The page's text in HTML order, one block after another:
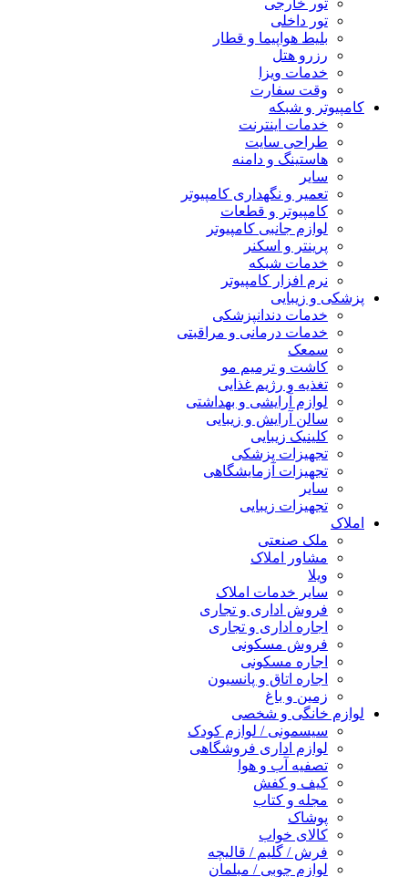
تور خارجی
تور داخلی
بلیط هواپیما و قطار
رزرو هتل
خدمات ویزا
وقت سفارت
کامپیوتر و شبکه
خدمات اینترنت
طراحی سایت
هاستینگ و دامنه
سایر
تعمیر و نگهداری کامپیوتر
کامپیوتر و قطعات
لوازم جانبی کامپیوتر
پرینتر و اسکنر
خدمات شبکه
نرم افزار کامپیوتر
پزشکی و زیبایی
خدمات دندانپزشکی
خدمات درمانی و مراقبتی
سمعک
کاشت و ترمیم مو
تغذیه و رژیم غذایی
لوازم آرایشی و بهداشتی
سالن آرایش و زیبایی
کلینیک زیبایی
تجهیزات پزشکی
تجهیزات آزمایشگاهی
سایر
تجهیزات زیبایی
املاک
ملک صنعتی
مشاور املاک
ویلا
سایر خدمات املاک
فروش اداری و تجاری
اجاره اداری و تجاری
فروش مسکونی
اجاره مسکونی
اجاره اتاق و پانسیون
زمین و باغ
لوازم خانگی و شخصی
سیسمونی / لوازم کودک
لوازم اداری فروشگاهی
تصفیه آب و هوا
کیف و کفش
مجله و کتاب
پوشاک
کالای خواب
فرش / گلیم / قالیچه
لوازم چوبی / مبلمان